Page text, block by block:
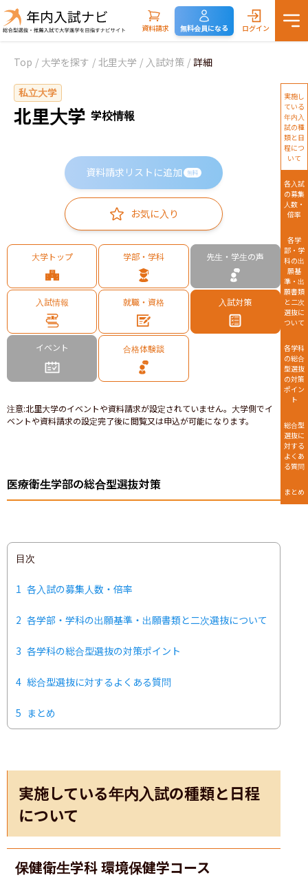
資料請求 無料会員になる ログイン
Top / 大学を探す / 北里大学 / 入試対策 / 詳細
私立大学
北里大学 学校情報
資料請求リストに追加 無料
お気に入り
大学トップ 学部・学科 先生・学生の声
入試情報 就職・資格 入試対策
イベント 合格体験談
注意:北里大学のイベントや資料請求が設定されていません。大学側でイ
ベントや資料請求の設定完了後に閲覧又は申込が可能になります。
医療衛生学部の総合型選抜対策
目次
1 各入試の募集人数・倍率
2 各学部・学科の出願基準・出願書類と二次選抜について
3 各学科の総合型選抜の対策ポイント
4 総合型選抜に対するよくある質問
5 まとめ
実施している年内入試の種類と日程
について
保健衛生学科 環境保健学コース
実施し
ている
年内入
試の種
類と日
程につ
いて
各入試
の募集
人数・
倍率
各学
部・学
科の出
願基
準・出
願書類
と二次
選抜に
ついて
各学科
の総合
型選抜
の対策
ポイン
ト
総合型
選抜に
対する
よくあ
る質問
まとめ